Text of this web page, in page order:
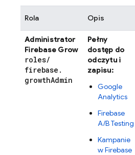
Rola Opis
Administrator
Firebase Grow
roles/
firebase .
growthAdmin
Pełny
dostęp do
odczytu i
zapisu:
Google
Analytics
Firebase
A/B Testing
Kampanie
w Firebase